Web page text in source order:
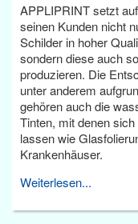
APPLIPRINT setzt
seinen Kunden nicht
Schilder in hoher
sondern diese auch
produzieren. Die
unter anderem
gehören auch die
Tinten, mit denen
lassen wie
Krankenhäuser.
Weiterlesen...